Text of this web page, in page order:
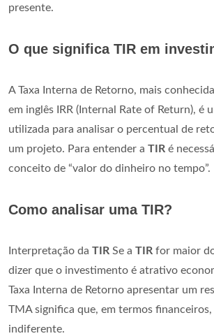
presente.
O que significa TIR em
A Taxa Interna de Retorno, mais
em inglês IRR (Internal Rate of Return), é
utilizada para analisar o percentual de
um projeto. Para entender a TIR é
conceito de “valor do dinheiro no tempo”.
Como analisar uma TIR?
Interpretação da TIR Se a TIR for maior
dizer que o investimento é atrativo
Taxa Interna de Retorno apresentar um
TMA significa que, em termos
indiferente.